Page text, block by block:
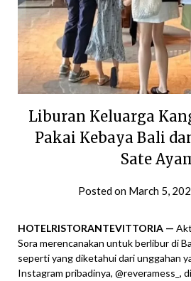
Liburan Keluarga
Pakai Kebaya Bali
Sate
Posted on March 5,
HOTELRISTORANTEVITTORIA —
Sora merencanakan untuk berlibur di
seperti yang diketahui dari unggahan
Instagram pribadinya, @reveramess_,